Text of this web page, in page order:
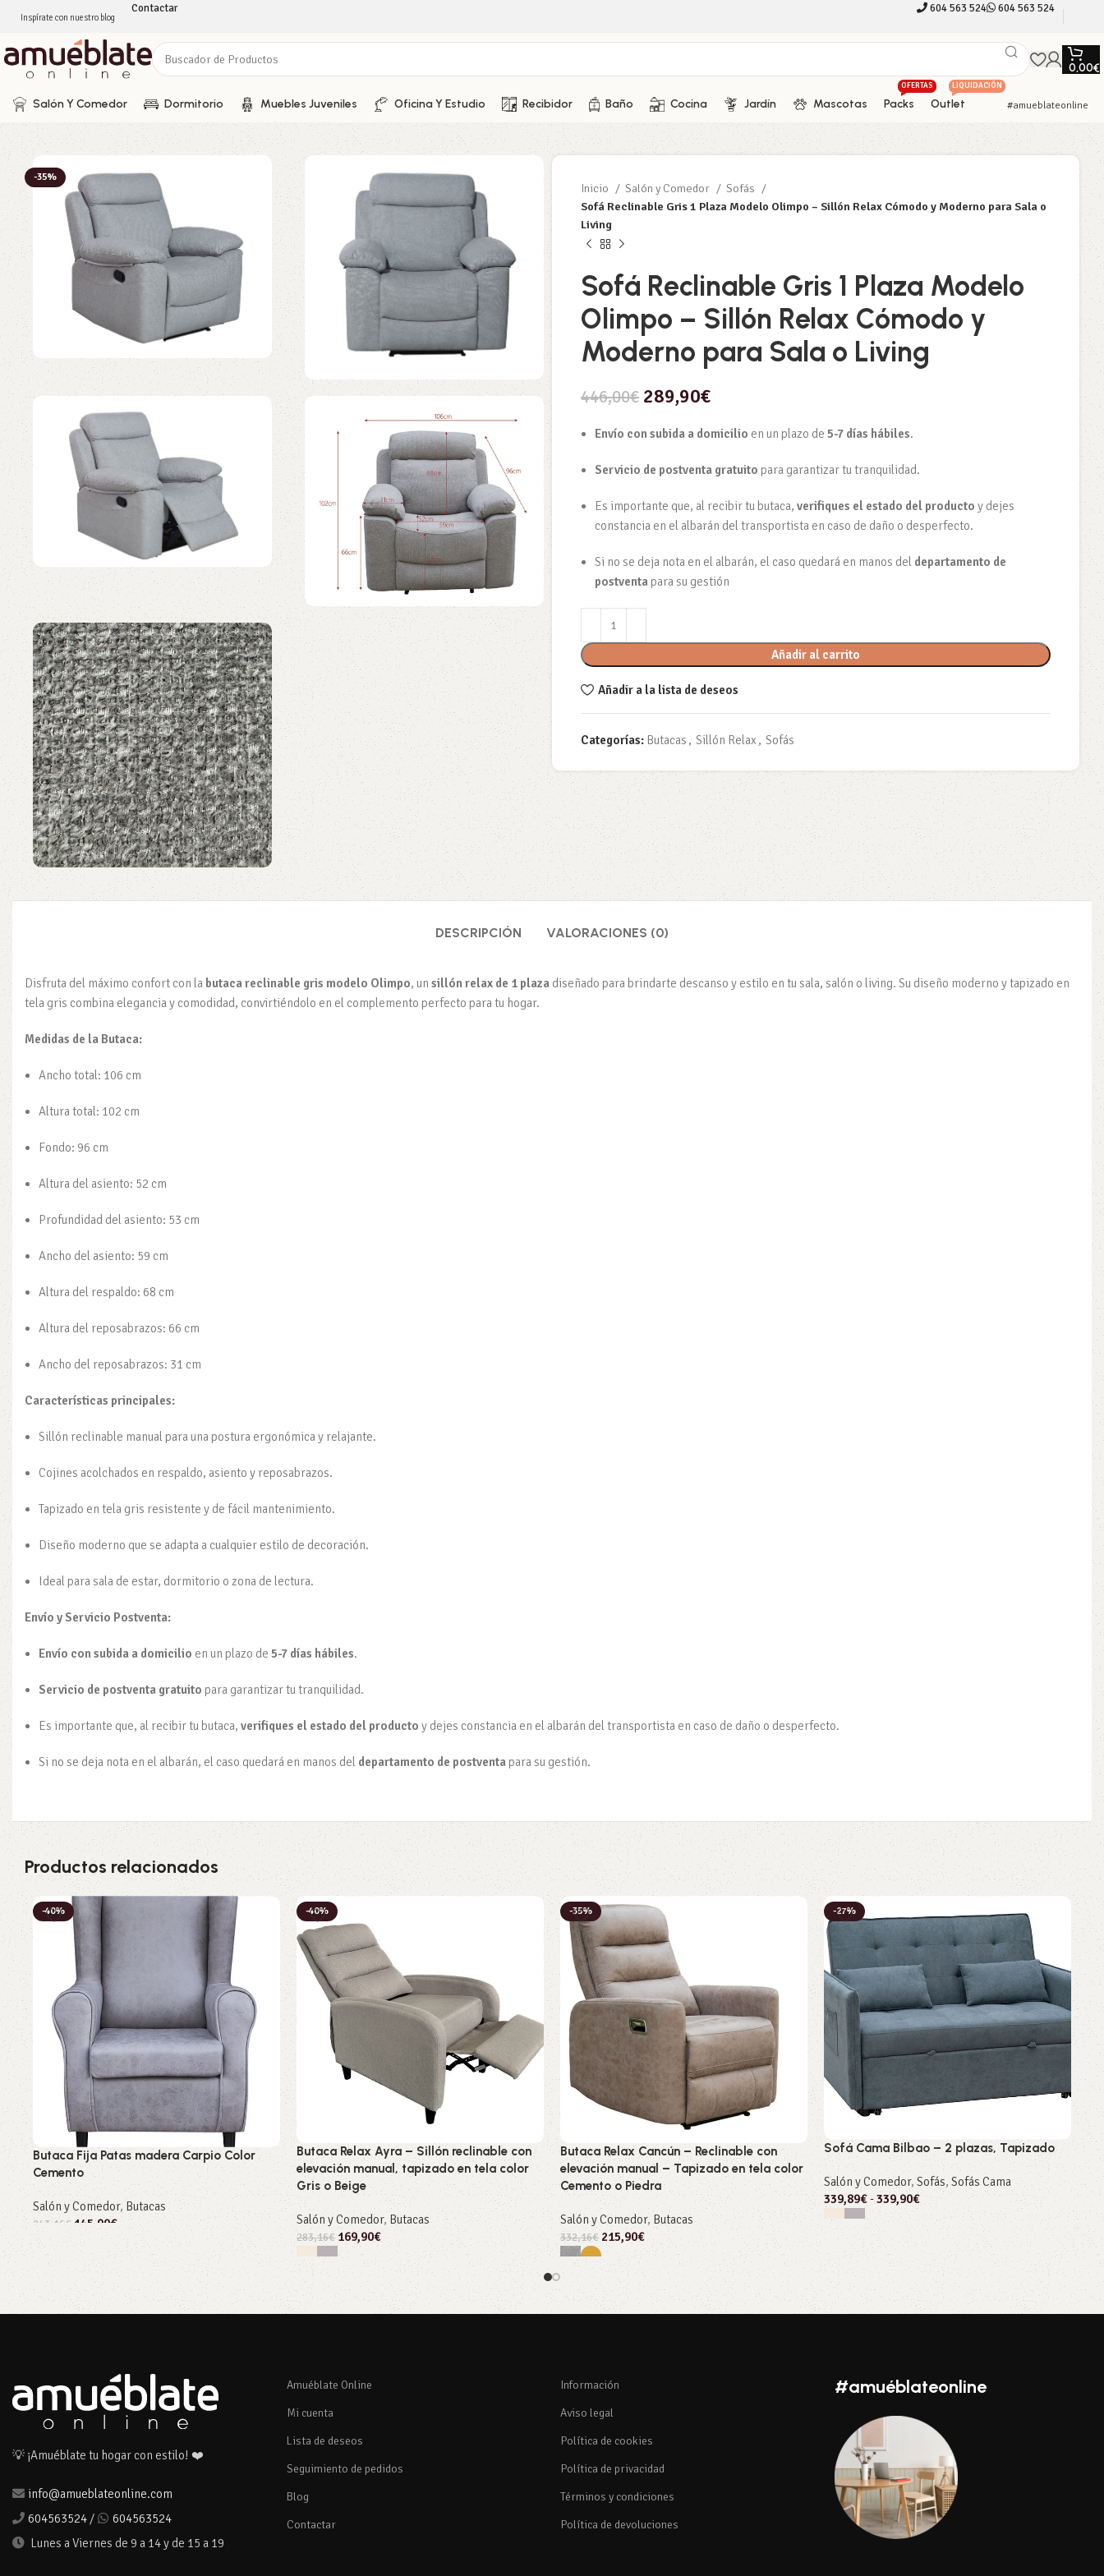
Inspírate con nuestro blog
Contactar 604 563 524 604 563 524
0,00€
Salón Y Comedor Dormitorio Muebles Juveniles Oficina Y Estudio Recibidor Baño Cocina Jardín Mascotas Packs
OFERTAS
Outlet
LIQUIDACIÓN
#amueblateonline
-35%
Inicio Salón y Comedor
Sofás
Sofá Reclinable Gris 1 Plaza Modelo Olimpo – Sillón Relax Cómodo y Moderno para Sala o
Living
Sofá Reclinable Gris 1 Plaza Modelo
Olimpo – Sillón Relax Cómodo y
Moderno para Sala o Living
446,00€ 289,90€
Envío con subida a domicilio en un plazo de 5-7 días hábiles.
Servicio de postventa gratuito para garantizar tu tranquilidad.
Es importante que, al recibir tu butaca, verifiques el estado del producto y dejes
constancia en el albarán del transportista en caso de daño o desperfecto.
Si no se deja nota en el albarán, el caso quedará en manos del departamento de
postventa para su gestión
Añadir al carrito
Añadir a la lista de deseos
Categorías: Butacas , Sillón Relax, Sofás
DESCRIPCIÓN VALORACIONES (0)
Disfruta del máximo confort con la butaca reclinable gris modelo Olimpo, un sillón relax de 1 plaza diseñado para brindarte descanso y estilo en tu sala, salón o living. Su diseño moderno y tapizado en
tela gris combina elegancia y comodidad, convirtiéndolo en el complemento perfecto para tu hogar.
Medidas de la Butaca:
Ancho total: 106 cm
Altura total: 102 cm
Fondo: 96 cm
Altura del asiento: 52 cm
Profundidad del asiento: 53 cm
Ancho del asiento: 59 cm
Altura del respaldo: 68 cm
Altura del reposabrazos: 66 cm
Ancho del reposabrazos: 31 cm
Características principales:
Sillón reclinable manual para una postura ergonómica y relajante.
Cojines acolchados en respaldo, asiento y reposabrazos.
Tapizado en tela gris resistente y de fácil mantenimiento.
Diseño moderno que se adapta a cualquier estilo de decoración.
Ideal para sala de estar, dormitorio o zona de lectura.
Envío y Servicio Postventa:
Envío con subida a domicilio en un plazo de 5-7 días hábiles.
Servicio de postventa gratuito para garantizar tu tranquilidad.
Es importante que, al recibir tu butaca, verifiques el estado del producto y dejes constancia en el albarán del transportista en caso de daño o desperfecto.
Si no se deja nota en el albarán, el caso quedará en manos del departamento de postventa para su gestión.
Productos relacionados
-40%
Butaca Fija Patas madera Carpio Color
Cemento
Salón y Comedor, Butacas
243,16€ 145,90€
Añadir al carrito
-40%
Butaca Relax Ayra – Sillón reclinable con
elevación manual, tapizado en tela color
Gris o Beige
Salón y Comedor, Butacas
283,16€169,90€
Seleccionar opciones
-35%
Butaca Relax Cancún – Reclinable con
elevación manual – Tapizado en tela color
Cemento o Piedra
Salón y Comedor, Butacas
332,16€ 215,90€
Seleccionar opciones
-27%
Sofá Cama Bilbao – 2 plazas, Tapizado
Salón y Comedor, Sofás, Sofás Cama
339,89€-339,90€
Seleccionar opciones
💡 ¡Amuéblate tu hogar con estilo! ❤️
info@amueblateonline.com
604563524 /
604563524
Lunes a Viernes de 9 a 14 y de 15 a 19
Amuéblate Online
Mi cuenta
Lista de deseos
Seguimiento de pedidos
Blog
Contactar
Información
Aviso legal
Política de cookies
Política de privacidad
Términos y condiciones
Política de devoluciones
#amuéblateonline